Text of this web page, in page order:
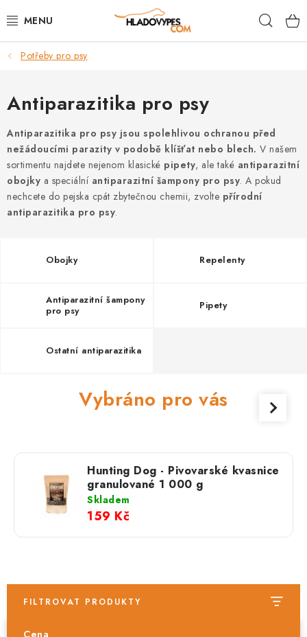
na
POTŘEBY PRO PSY
TAMI PŘEPRAVNÍ BOXY
SPORT SE PSEM
BACK ON TRACK
FAQ
PRODEJNA
O nás Kontakty
Doprava a platba
Výměna, vrácení a reklamace
Obchodní podmínky
Podmínky ochrany osobních údajů
Zásady použivání souboru cookies
FAQ
Potřeby pro psy
Antiparazitika pro psy
Antiparazitika pro psy jsou spolehlivou ochranou před
nežádoucími parazity v podobě klíšťat nebo blech. V našem
sortimentu najdete nejenom klasické pipety, ale také antiparazitní
obojky a speciální antiparazitní šampony pro psy. A pokud
nechcete do pejska cpát zbytečnou chemii, zvolte přírodní
antiparazitika pro psy.
Obojky Repelenty
Antiparazitní šampony
pro psy
Pipety
Ostatní antiparazitika
Vybráno pro vás
Hunting Dog - Pivovarské kvasnice
granulované 1 000 g
Skladem
159 Kč
FILTROVAT PRODUKTY
Cena